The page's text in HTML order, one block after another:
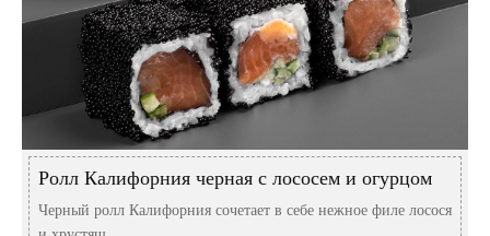
Ролл Калифорния черная с лососем и огурцом
Черный ролл Калифорния сочетает в себе нежное филе лосося